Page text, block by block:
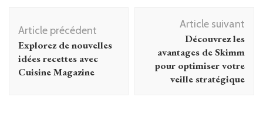
d'article
Article précédent
Explorez de nouvelles
idées recettes avec
Cuisine Magazine
Article suivant
Découvrez les
avantages de Skimm
pour optimiser votre
veille stratégique